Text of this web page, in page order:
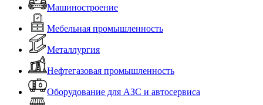
Машиностроение
Мебельная промышленность
Металлургия
Нефтегазовая промышленность
Оборудование для АЗС и автосервиса